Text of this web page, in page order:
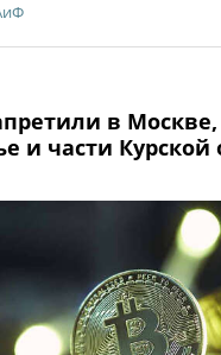
в Москве,
и части Курской